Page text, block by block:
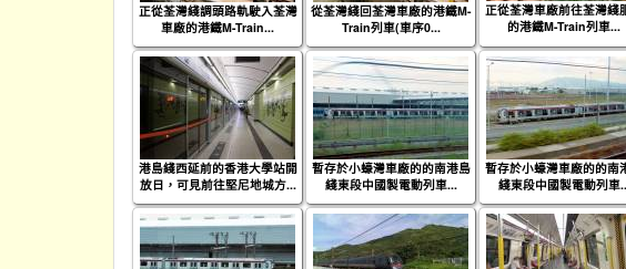
正從荃灣綫調頭路軌駛入荃灣
車廠的港鐵M-Train...
從荃灣綫回荃灣車廠的港鐵M-
Train列車(車序0...
正從荃灣車廠前往荃灣綫
的港鐵M-Train列車...
港島綫西延前的香港大學站開
放日，可見前往堅尼地城方...
暫存於小蠔灣車廠的的南港島
綫東段中國製電動列車...
暫存於小蠔灣車廠的的南
綫東段中國製電動列車